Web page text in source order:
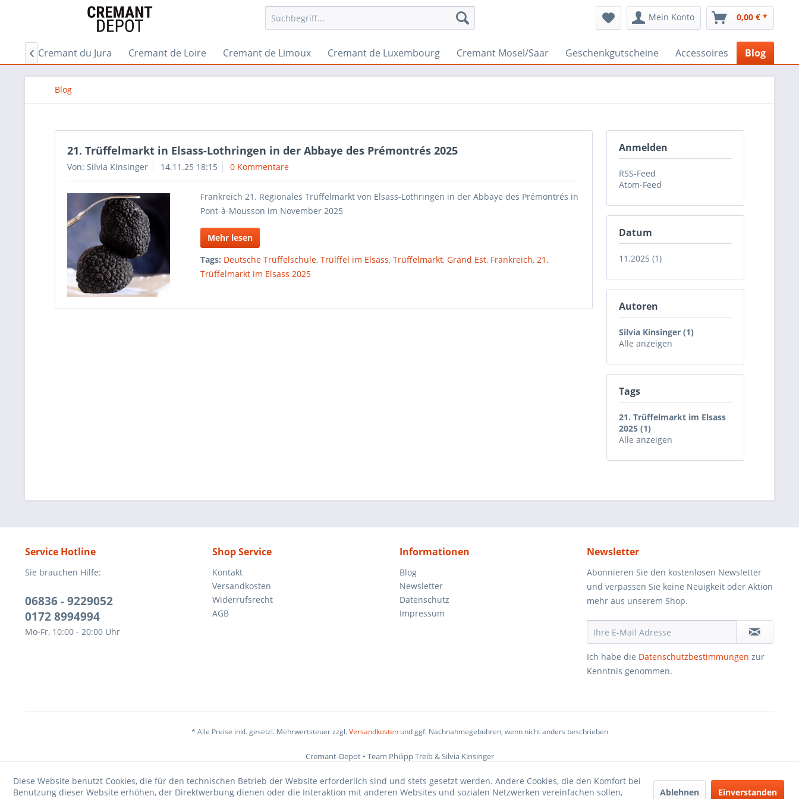
Mein Konto 0,00 € *
Cremant du Jura Cremant de Loire Cremant de Limoux Cremant de Luxembourg Cremant Mosel/Saar Geschenkgutscheine Accessoires Blog

Blog
Anmelden
RSS-Feed
Atom-Feed
Datum
11.2025 (1)
Autoren
Silvia Kinsinger (1)
Alle anzeigen
Tags
21. Trüffelmarkt im Elsass
2025 (1)
Alle anzeigen
21. Trüffelmarkt in Elsass-Lothringen in der Abbaye des Prémontrés 2025
Von: Silvia Kinsinger 14.11.25 18:15 0 Kommentare
Frankreich 21. Regionales Trüffelmarkt von Elsass-Lothringen in der Abbaye des Prémontrés in
Pont-à-Mousson im November 2025
Mehr lesen
Tags: Deutsche Trüffelschule,Trülffel im Elsass,Trüffelmarkt,Grand Est, Frankreich,21.
Trüffelmarkt im Elsass 2025
Service Hotline
Sie brauchen Hilfe:
06836 - 9229052
0172 8994994
Mo-Fr, 10:00 - 20:00 Uhr
Shop Service
Kontakt
Versandkosten
Widerrufsrecht
AGB
Informationen
Blog
Newsletter
Datenschutz
Impressum
Newsletter
Abonnieren Sie den kostenlosen Newsletter
und verpassen Sie keine Neuigkeit oder Aktion
mehr aus unserem Shop.
Ich habe die Datenschutzbestimmungen zur
Kenntnis genommen.
* Alle Preise inkl. gesetzl. Mehrwertsteuer zzgl.Versandkostenund ggf. Nachnahmegebühren, wenn nicht anders beschrieben
Cremant-Depot • Team Philipp Treib & Silvia Kinsinger
Diese Website benutzt Cookies, die für den technischen Betrieb der Website erforderlich sind und stets gesetzt werden. Andere Cookies, die den Komfort bei
Benutzung dieser Website erhöhen, der Direktwerbung dienen oder die Interaktion mit anderen Websites und sozialen Netzwerken vereinfachen sollen,
Ablehnen Einverstanden